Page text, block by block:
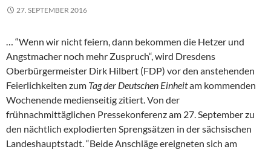
27. SEPTEMBER 2016
… “Wenn wir nicht feiern, dann bekommen die Hetzer und
Angstmacher noch mehr Zuspruch“, wird Dresdens
Oberbürgermeister Dirk Hilbert (FDP) vor den anstehenden
Feierlichkeiten zum Tag der Deutschen Einheitam kommenden
Wochenende medienseitig zitiert. Von der
frühnachmittäglichen Pressekonferenz am 27. September zu
den nächtlich explodierten Sprengsätzen in der sächsischen
Landeshauptstadt. “Beide Anschläge ereigneten sich am